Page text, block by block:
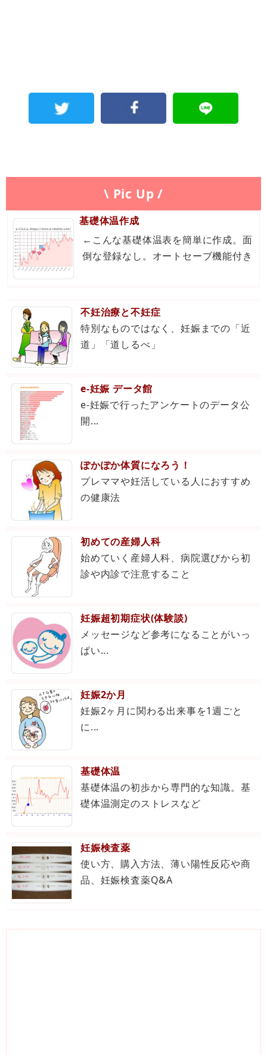
\ Pic Up /
基礎体温作成
←こんな基礎体温表を簡単に作成。面
倒な登録なし。オートセーブ機能付き
不妊治療と不妊症
特別なものではなく、妊娠までの「近
道」「道しるべ」
e-妊娠 データ館
e-妊娠で行ったアンケートのデータ公
開...
ぽかぽか体質になろう！
プレママや妊活している人におすすめ
の健康法
初めての産婦人科
始めていく産婦人科、病院選びから初
診や内診で注意すること
妊娠超初期症状(体験談)
メッセージなど参考になることがいっ
ぱい...
妊娠2か月
妊娠2ヶ月に関わる出来事を1週ごと
に...
基礎体温
基礎体温の初歩から専門的な知識。基
礎体温測定のストレスなど
妊娠検査薬
使い方、購入方法、薄い陽性反応や商
品、妊娠検査薬Q&A